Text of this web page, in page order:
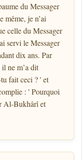
du Messager
même, je n’ai
celle du Messager
servi le Messager
dix ans. Par
ne m’a dit
fait ceci ? ' et
: ' Pourquoi
Al-Bukhârî et